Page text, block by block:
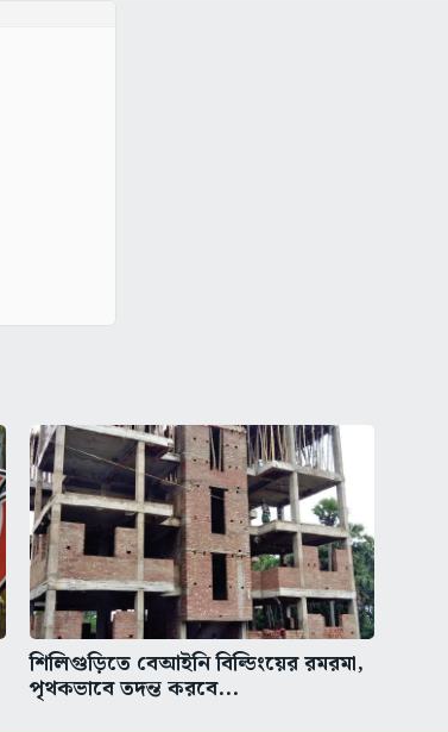
শিলিগুড়িতে বেআইনি বিল্ডিংয়ের রমরমা,
পৃথকভাবে তদন্ত করবে...